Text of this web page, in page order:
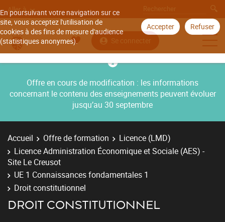
En poursuivant votre navigation sur ce
site, vous acceptez l'utilisation de
cookies à des fins de mesure d'audience
(statistiques anonymes).
Accepter Refuser
Aller à
Se connecter
Offre en cours de modification : les informations
concernant le contenu des enseignements peuvent évoluer
jusqu’au 30 septembre
Accueil Offre de formation
Licence (LMD)
Licence Administration Économique et Sociale (AES) -
Site Le Creusot
UE 1 Connaissances fondamentales 1
Droit constitutionnel
DROIT CONSTITUTIONNEL